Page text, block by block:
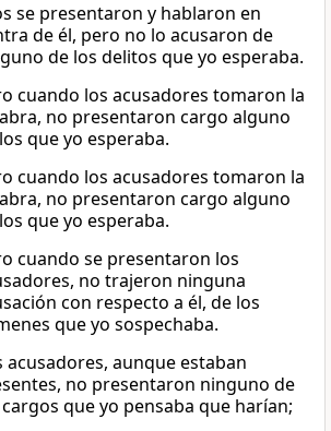
se presentaron y hablaron en
de él, pero no lo acusaron de
de los delitos que yo esperaba.
cuando los acusadores tomaron la
no presentaron cargo alguno
que yo esperaba.
cuando los acusadores tomaron la
no presentaron cargo alguno
que yo esperaba.
cuando se presentaron los
no trajeron ninguna
con respecto a él, de los
que yo sospechaba.
acusadores, aunque estaban
no presentaron ninguno de
que yo pensaba que harían;